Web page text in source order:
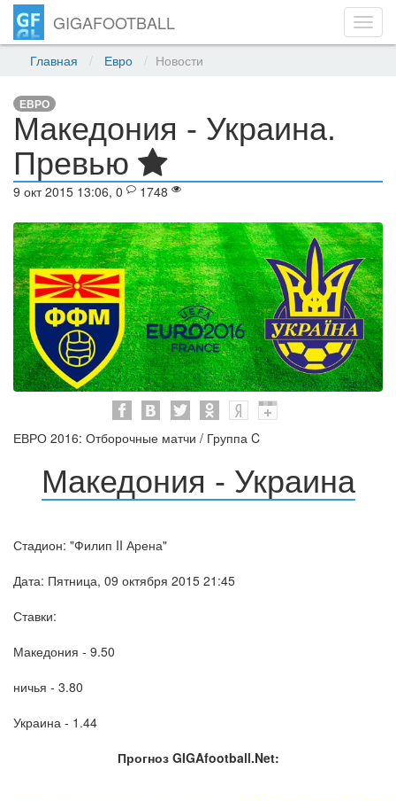
GIGAFOOTBALL
Главная Евро Новости
ЕВРО
Македония - Украина.
Превью
9 окт 2015 13:06, 0 1748
ЕВРО 2016: Отборочные матчи / Группа C
Македония - Украина
Стадион: "Филип II Арена"
Дата: Пятница, 09 октября 2015 21:45
Ставки:
Македония - 9.50
ничья - 3.80
Украина - 1.44
Прогноз GIGAfootball.Net: